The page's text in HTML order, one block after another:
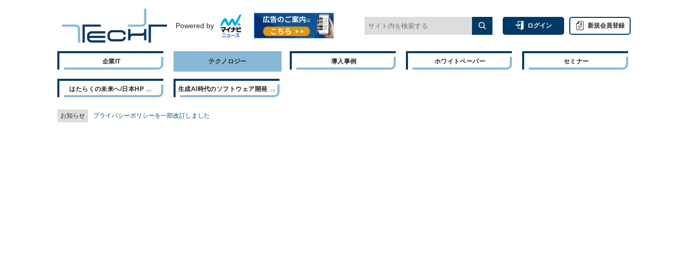
Powered by ログイン 新規会員登録
企業IT テクノロジー 導入事例 ホワイトペーパー セミナー
はたらくの未来へ/日本HP 生成AI時代のソフトウェア開発
お知らせ プライバシーポリシーを一部改訂しました